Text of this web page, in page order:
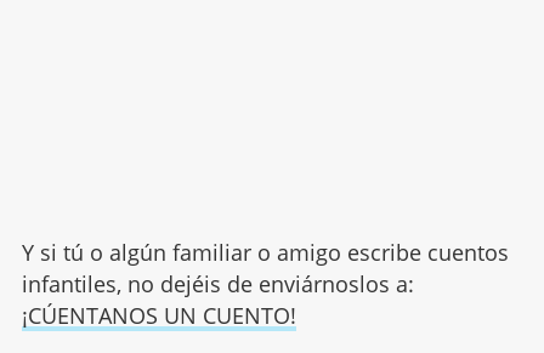
Y si tú o algún familiar o amigo escribe cuentos
infantiles, no dejéis de enviárnoslos a:
¡CÚENTANOS UN CUENTO!